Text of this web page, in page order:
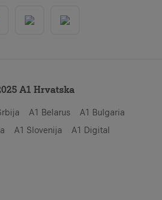
A1 Hrvatska
A1 Belarus
A1 Bulgaria
A1 Slovenija A1 Digital